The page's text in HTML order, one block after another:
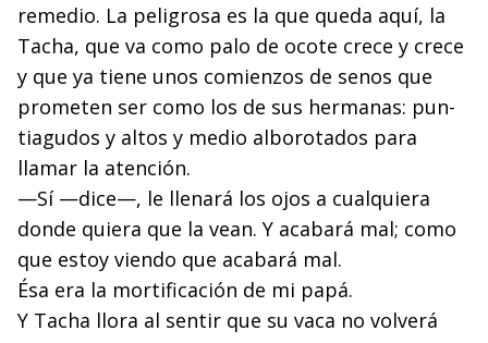
remedio. La peligrosa es la que queda aquí, la
Tacha, que va como palo de ocote crece y crece
y que ya tiene unos comienzos de senos que
prometen ser como los de sus hermanas: pun­
tiagudos y altos y medio alborotados para
llamar la aten­ción.
—Sí —dice—, le llenará los ojos a cualquiera
donde quiera que la vean. Y acabará mal; como
que estoy viendo que acabará mal.
Ésa era la mortificación de mi papá.
Y Tacha llora al sentir que su vaca no volverá